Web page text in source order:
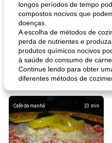
longos períodos de tempo
compostos nocivos que
doenças.
A escolha de métodos de
perda de nutrientes e
produtos químicos nocivos
à saúde do consumo de carne.
Continue lendo para obter
diferentes métodos de
23 min
Café da manhã